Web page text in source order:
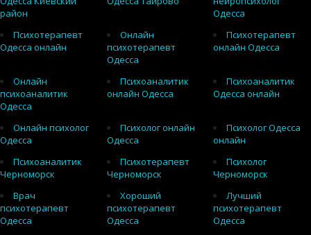
район
Одесса
Психотерапевт
Одесса онлайн
Онлайн
психотерапевт
Одесса
Психотерапевт
онлайн Одесса
Онлайн
психоаналитик
Одесса
Психоаналитик
онлайн Одесса
Психоаналитик
Одесса онлайн
Онлайн психолог
Одесса
Психолог онлайн
Одесса
Психолог Одесса
онлайн
Психоаналитик
Черноморск
Психотерапевт
Черноморск
Психолог
Черноморск
Врач
психотерапевт
Одесса
Хороший
психотерапевт
Одесса
Лучший
психотерапевт
Одесса